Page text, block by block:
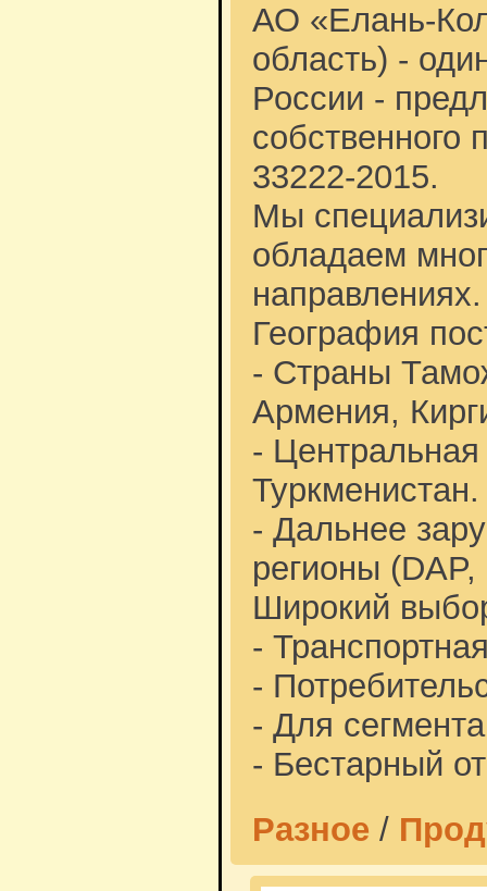
АО «Елань-
область) -
России -
собственного
33222-2015.
Мы
обладаем
направлениях.
География
- Страны
Армения,
-
Туркменистан.
- Дальнее
регионы
Широкий
-
-
- Для
- Бестарный
Разное /